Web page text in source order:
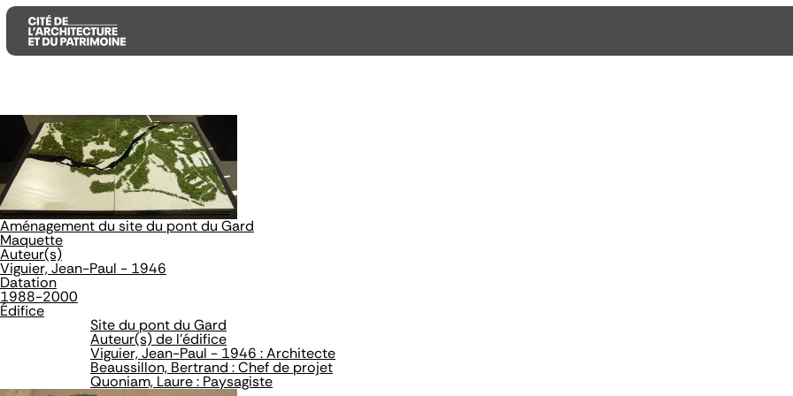
Aller
contenu
principal
Aller
menu
principal
Aller
recherche
Aménagement du site du pont du Gard
Maquette
Auteur(s)
Viguier, Jean-Paul - 1946
Datation
1988-2000
Édifice
Site du pont du Gard
Auteur(s) de l'édifice
Viguier, Jean-Paul - 1946 : Architecte
Beaussillon, Bertrand : Chef de projet
Quoniam, Laure : Paysagiste